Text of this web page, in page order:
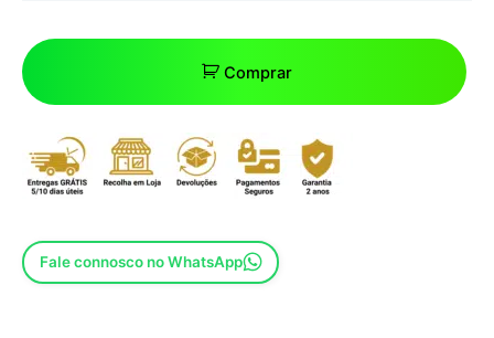
Comprar
Fale connosco no WhatsApp